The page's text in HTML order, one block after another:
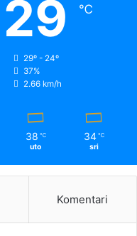
29 ℃
29º - 24º
37%
2.66 km/h
38 ℃
uto
34 ℃
sri
Komentari